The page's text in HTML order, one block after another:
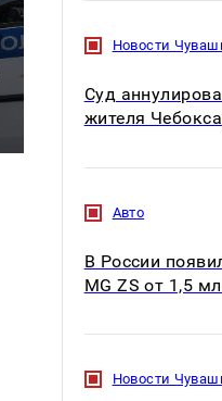
Где будет
президентов США
России: Европа?
Новости
Суд
жителя
Авто
В России
MG ZS от 1,5
Новости